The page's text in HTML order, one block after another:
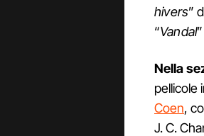
hivers”
“Vandal
Nella
pellicole
Coen,
J. C.